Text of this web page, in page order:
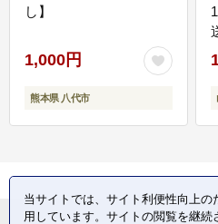
し】
1,000円
熊本県 八代市
当サイトでは、サイト利便性向上
用しています。サイトの閲覧を継続